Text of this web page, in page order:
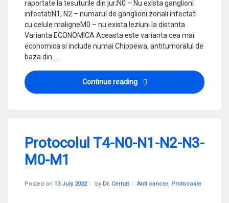
raportate la tesuturile din jur;N0 – Nu exista ganglioni
infectatiN1, N2 – numarul de ganglioni zonali infectati
cu celule maligneM0 – nu exista leziuni la distanta
Varianta ECONOMICA Aceasta este varianta cea mai
economica si include numai Chippewa, antitumoralul de
baza din …
Continue reading Protocolul T3-N0-N1-N2-M0
Protocolul T4-N0-N1-N2-N3-
M0-M1
Posted on 13 July 2022
Updated on 28 September 2023
by Dr. Cernat Categories:
Anti cancer, Protocoale
Comment
on
Protocolul
T4-
N1-